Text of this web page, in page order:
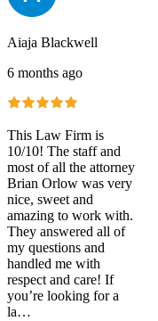
Aiaja Blackwell
6 months ago
This Law Firm is
10/10! The staff and
most of all the attorney
Brian Orlow was very
nice, sweet and
amazing to work with.
They answered all of
my questions and
handled me with
respect and care! If
you’re looking for a
la…